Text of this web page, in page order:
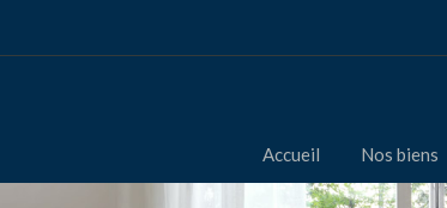
Accueil Nos biens